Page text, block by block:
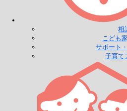
相
こども
サポート
子育て